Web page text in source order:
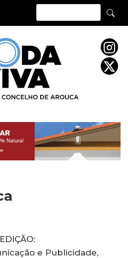
e Publicidade,